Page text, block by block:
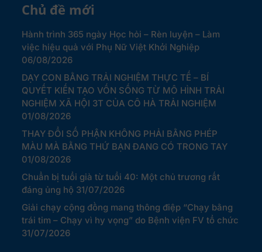
Chủ đề mới
Hành trình 365 ngày Học hỏi – Rèn luyện – Làm
việc hiệu quả với Phụ Nữ Việt Khởi Nghiệp
06/08/2026
DẠY CON BẰNG TRẢI NGHIỆM THỰC TẾ – BÍ
QUYẾT KIẾN TẠO VỐN SỐNG TỪ MÔ HÌNH TRẢI
NGHIỆM XÃ HỘI 3T CỦA CÔ HÀ TRẢI NGHIỆM
01/08/2026
THAY ĐỔI SỐ PHẬN KHÔNG PHẢI BẰNG PHÉP
MÀU MÀ BẰNG THỨ BẠN ĐANG CÓ TRONG TAY
01/08/2026
Chuẩn bị tuổi già từ tuổi 40: Một chủ trương rất
đáng ủng hộ 31/07/2026
Giải chạy cộng đồng mang thông điệp “Chạy bằng
trái tim – Chạy vì hy vọng” do Bệnh viện FV tổ chức
31/07/2026